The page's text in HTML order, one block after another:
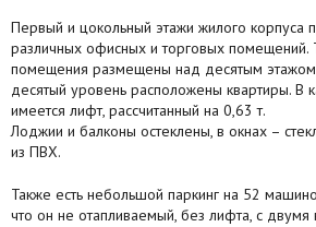
Первый и цокольный этажи жилого корпуса
различных офисных и торговых помещений.
помещения размещены над десятым
десятый уровень расположены квартиры. В
имеется лифт, рассчитанный на 0,63 т.
Лоджии и балконы остеклены, в окнах –
из ПВХ.
Также есть небольшой паркинг на 52
что он не отапливаемый, без лифта, с